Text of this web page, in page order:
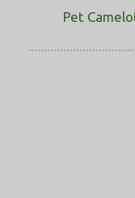
Pet